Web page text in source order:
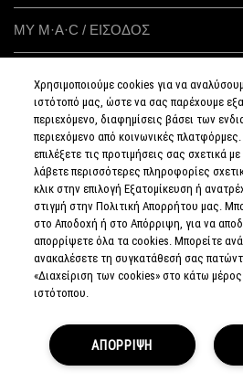
ΜΥ M·A·C / ΕΙΣΟΔΟΣ
ΣΥΝΔΕΘΕΙΤΕ
ΠΟΛΙΤΙΚΗ
ΑΠΟΡΡΗΤΟΥ
ΟΡΟΙ &
ΟΡΟΙ
ΠΩΛΗΣΗΣ
ΠΟΛΙΤΙΚΗ
ΓΙΑ ΤΑ ΠΛΑΣΤΑ
ΠΡΟΪΟΝΤΑ
Χρησιμοποιούμε cookies για να
ιστότοπό μας, ώστε να σας παρέχουμε
περιεχόμενο, διαφημίσεις βάσει των
περιεχόμενο από κοινωνικές
επιλέξετε τις προτιμήσεις σας σχετικά
λάβετε περισσότερες πληροφορίες
κλικ στην επιλογή Εξατομίκευση ή
στιγμή στην Πολιτική Απορρήτου μας.
στο Αποδοχή ή στο Απόρριψη, για να
απορρίψετε όλα τα cookies. Μπορείτε
ανακαλέσετε τη συγκατάθεσή σας
«Διαχείριση των cookies» στο κάτω
ιστότοπου.
ΑΠΟΡΡΙΨΗ